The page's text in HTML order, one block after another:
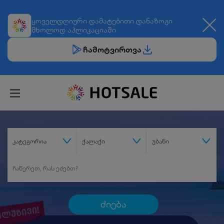
ყოველდღიური დამატებითი დანაზოგი
მხოლოდ აპლიკაციაში
ჩამოტვირთვა
კატეგორია ქალაქი უბანი
ძიება